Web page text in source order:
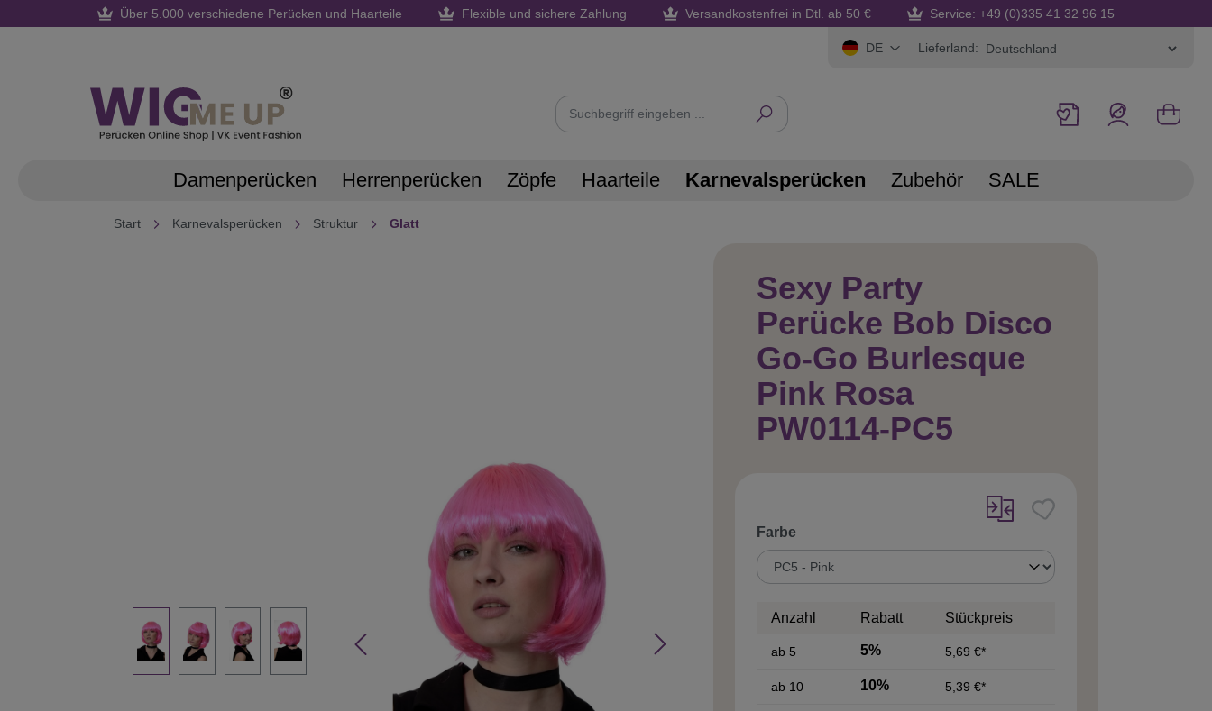
Zur Hauptnavigation springen
Über 5.000 verschiedene Perücken und Haarteile Flexible und sichere Zahlung Versandkostenfrei in Dtl. ab 50 € Service: +49 (0)335 41 32 96 15
DE Lieferland:
Damenperücken Herrenperücken Zöpfe Haarteile Karnevalsperücken Zubehör SALE
Start Karnevalsperücken Struktur Glatt
Sexy Party
Perücke Bob Disco
Go-Go Burlesque
Pink Rosa
PW0114-PC5
Farbeauswählen
Anzahl Rabatt Stückpreis
ab 5 5% 5,69 €*
ab 10 10% 5,39 €*